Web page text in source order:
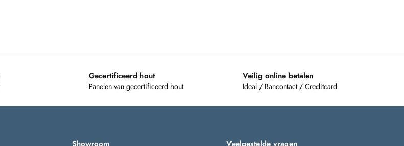
Gecertificeerd hout
Panelen van gecertificeerd hout
Veilig online betalen
Ideal / Bancontact / Creditcard
Showroom Veelgestelde vragen